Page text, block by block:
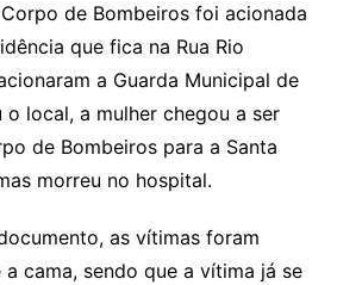
de Bombeiros foi acionada
que fica na Rua Rio
a Guarda Municipal de
local, a mulher chegou a ser
de Bombeiros para a Santa
morreu no hospital.
as vítimas foram
cama, sendo que a vítima já se